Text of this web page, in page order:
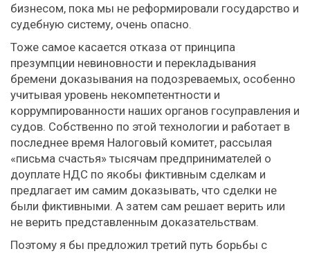
бизнесом, пока мы не реформировали государство и
судебную систему, очень опасно.
Тоже самое касается отказа от принципа
презумпции невиновности и перекладывания
бремени доказывания на подозреваемых, особенно
учитывая уровень некомпетентности и
коррумпированности наших органов госуправления и
судов. Собственно по этой технологии и работает в
последнее время Налоговый комитет, рассылая
«письма счастья» тысячам предпринимателей о
доуплате НДС по якобы фиктивным сделкам и
предлагает им самим доказывать, что сделки не
были фиктивными. А затем сам решает верить или
не верить представленным доказательствам.
Поэтому я бы предложил третий путь борьбы с